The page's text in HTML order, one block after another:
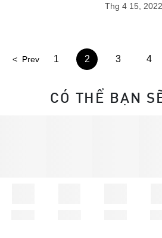
Thg 4 15, 2022
< Prev 1 2 3 4
CÓ THỂ BẠN